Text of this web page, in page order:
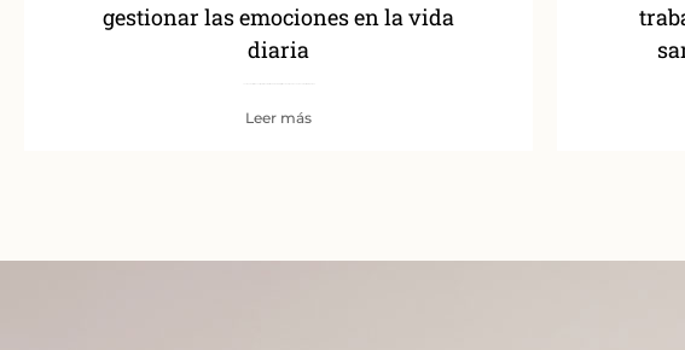
gestionar las emociones en la vida
diaria
Leer más